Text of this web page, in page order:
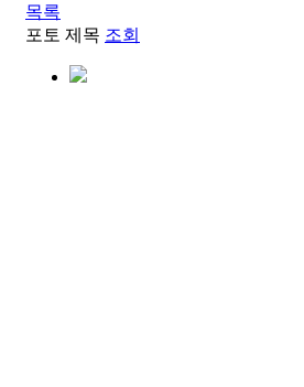
목록
포토 제목 조회